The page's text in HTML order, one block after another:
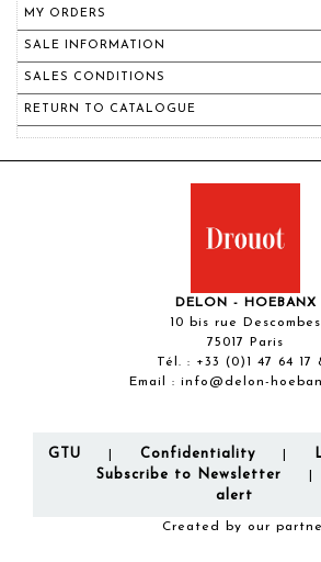
MY ORDERS
SALE INFORMATION
SALES CONDITIONS
RETURN TO CATALOGUE
DELON - HOEBANX
10 bis rue Descombes
75017 Paris
Tél. : +33 (0)1 47 64 17
Email : info@delon-
GTU Confidentiality
Subscribe to Newsletter
alert
Created by our